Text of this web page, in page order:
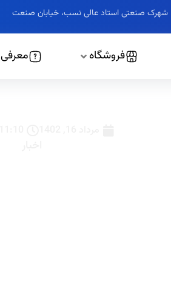
شهرک صنعتی استاد عالی نسب، خیابان صنعت
فروشگاه معرفی